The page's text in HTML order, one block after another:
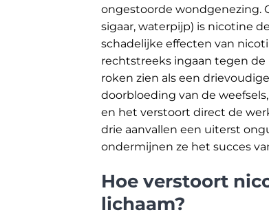
ongestoorde wondgenezing.
sigaar, waterpijp) is nicotine
schadelijke effecten van
rechtstreeks ingaan tegen de
roken zien als een
doorbloeding van de
en het verstoort direct de
drie aanvallen een uiterst
ondermijnen ze het succes
Hoe verstoort
lichaam?